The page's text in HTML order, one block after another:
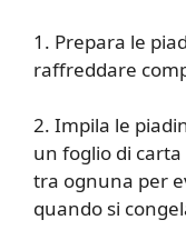
1. Prepara le
raffreddare
2. Impila le
un foglio di
tra ognuna per
quando si